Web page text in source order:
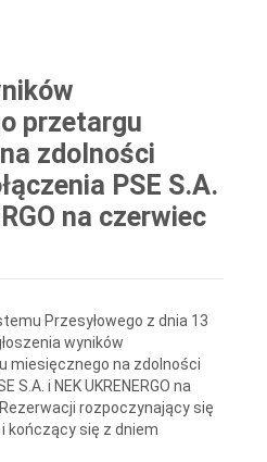
przetargu
zdolności
PSE S.A.
na czerwiec
Przesyłowego z dnia 13
wyników
miesięcznego na zdolności
S.A. i NEK UKRENERGO na
Rezerwacji rozpoczynający się
kończący się z dniem